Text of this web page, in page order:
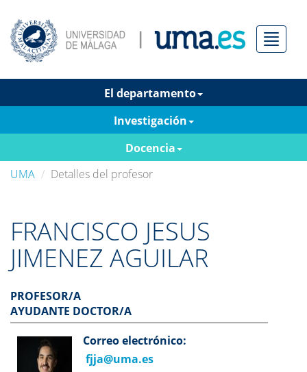
Menú
El departamento
Investigación
Docencia
UMA
Detalles del profesor
FRANCISCO JESUS
JIMENEZ AGUILAR
PROFESOR/A
AYUDANTE DOCTOR/A
Correo electrónico:
fjja@uma.es